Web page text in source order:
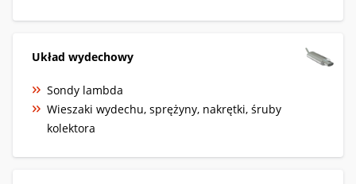
Układ wydechowy
Sondy lambda
Wieszaki wydechu, sprężyny, nakrętki, śruby
kolektora